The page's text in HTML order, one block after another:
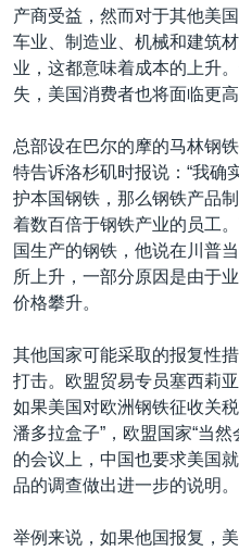
产商受益，然而对于其他美
车业、制造业、机械和建筑
业，这都意味着成本的上升
失，美国消费者也将面临更高
总部设在巴尔的摩的马林钢
特告诉洛杉矶时报说：“我确
护本国钢铁，那么钢铁产品
着数百倍于钢铁产业的员工
国生产的钢铁，他说在川普
所上升，一部分原因是由于
价格攀升。
其他国家可能采取的报复性
打击。欧盟贸易专员塞西莉
如果美国对欧洲钢铁征收关
潘多拉盒子”，欧盟国家“当
的会议上，中国也要求美国
品的调查做出进一步的说明。
举例来说，如果他国报复，